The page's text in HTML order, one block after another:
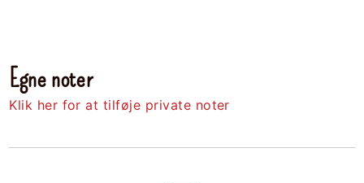
Egne noter
Klik her for at tilføje private noter